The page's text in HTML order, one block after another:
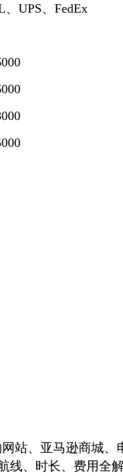
UPS、FedEx
站、亚马逊商城、
线、时长、费用全